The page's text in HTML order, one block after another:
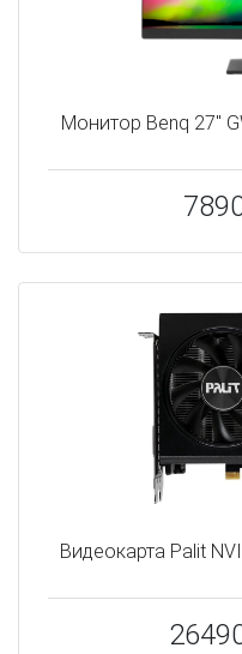
Монитор Benq 27"
Видеокарта Palit